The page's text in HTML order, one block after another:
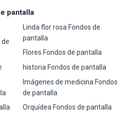
pantalla
de
Linda flor rosa Fondos de
pantalla
Flores Fondos de pantalla
historia Fondos de pantalla
Imágenes de medicina Fondos
de pantalla
Orquídea Fondos de pantalla